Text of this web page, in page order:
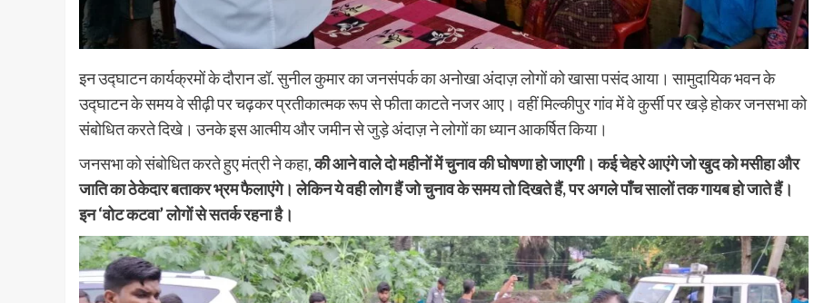
इन उद्घाटन कार्यक्रमों के दौरान डॉ. सुनील कुमार का जनसंपर्क का अनोखा अंदाज़ लोगों को खासा पसंद आया। सामुदायिक भवन के
उद्घाटन के समय वे सीढ़ी पर चढ़कर प्रतीकात्मक रूप से फीता काटते नजर आए। वहीं मिल्कीपुर गांव में वे कुर्सी पर खड़े होकर जनसभा को
संबोधित करते दिखे। उनके इस आत्मीय और जमीन से जुड़े अंदाज़ ने लोगों का ध्यान आकर्षित किया।
जनसभा को संबोधित करते हुए मंत्री ने कहा,की आने वाले दो महीनों में चुनाव की घोषणा हो जाएगी। कई चेहरे आएंगे जो खुद को मसीहा और
जाति का ठेकेदार बताकर भ्रम फैलाएंगे। लेकिन ये वही लोग हैं जो चुनाव के समय तो दिखते हैं, पर अगले पाँच सालों तक गायब हो जाते हैं।
इन ‘वोट कटवा’ लोगों से सतर्क रहना है।